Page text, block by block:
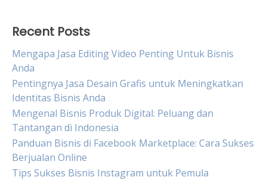
Recent Posts
Mengapa Jasa Editing Video Penting Untuk Bisnis
Anda
Pentingnya Jasa Desain Grafis untuk Meningkatkan
Identitas Bisnis Anda
Mengenal Bisnis Produk Digital: Peluang dan
Tantangan di Indonesia
Panduan Bisnis di Facebook Marketplace: Cara Sukses
Berjualan Online
Tips Sukses Bisnis Instagram untuk Pemula